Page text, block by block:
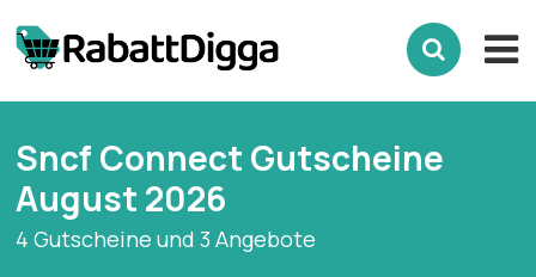
Sncf Connect Gutscheine
August 2026
4 Gutscheine und 3 Angebote